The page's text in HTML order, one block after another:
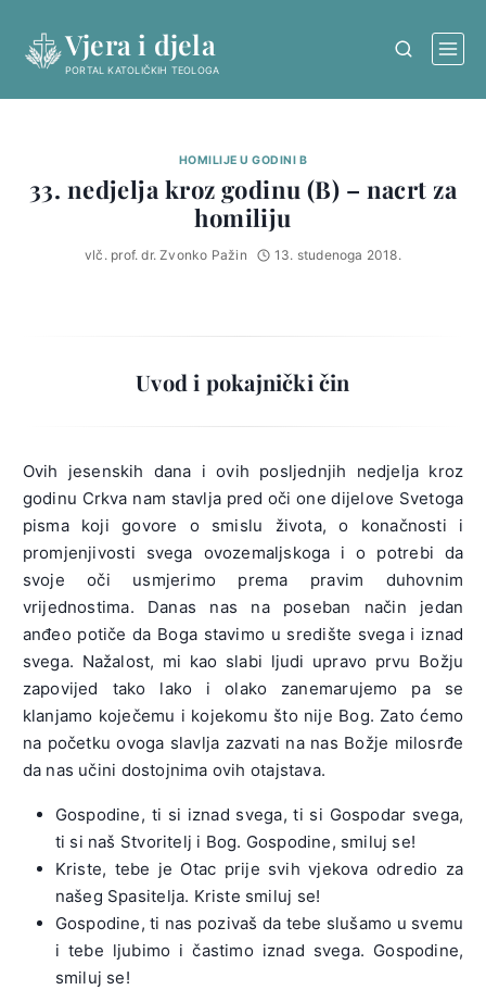
content
Vjera i djela
PORTAL KATOLIČKIH TEOLOGA
HOMILIJE U GODINI B
33. nedjelja kroz godinu (B) – nacrt za
homiliju
vlč. prof. dr. Zvonko Pažin 13. studenoga 2018.
Uvod i pokajnički čin
Ovih jesenskih dana i ovih posljednjih nedjelja kroz
godinu Crkva nam stavlja pred oči one dijelove Svetoga
pisma koji govore o smislu života, o konačnosti i
promjenjivosti svega ovozemaljskoga i o potrebi da
svoje oči usmjerimo prema pravim duhovnim
vrijednostima. Danas nas na poseban način jedan
anđeo potiče da Boga stavimo u središte svega i iznad
svega. Nažalost, mi kao slabi ljudi upravo prvu Božju
zapovijed tako lako i olako zanemarujemo pa se
klanjamo koječemu i kojekomu što nije Bog. Zato ćemo
na početku ovoga slavlja zazvati na nas Božje milosrđe
da nas učini dostojnima ovih otajstava.
Gospodine, ti si iznad svega, ti si Gospodar svega,
ti si naš Stvoritelj i Bog. Gospodine, smiluj se!
Kriste, tebe je Otac prije svih vjekova odredio za
našeg Spasitelja. Kriste smiluj se!
Gospodine, ti nas pozivaš da tebe slušamo u svemu
i tebe ljubimo i častimo iznad svega. Gospodine,
smiluj se!